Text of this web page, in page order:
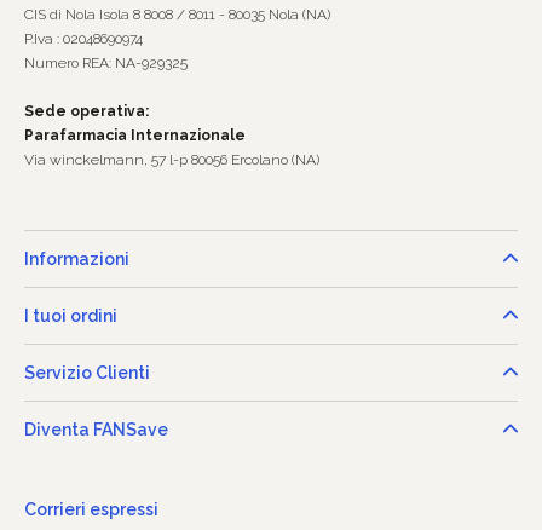
CIS di Nola Isola 8 8008 / 8011 - 80035 Nola (NA)
P.Iva : 02048690974
Numero REA: NA-929325
Sede operativa:
Parafarmacia Internazionale
Via winckelmann, 57 l-p 80056 Ercolano (NA)
Informazioni
I tuoi ordini
Servizio Clienti
Diventa FANSave
Corrieri espressi